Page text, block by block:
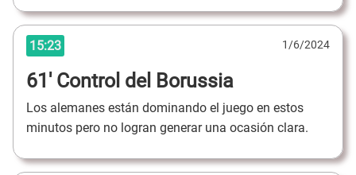
15:23 1/6/2024
61' Control del Borussia
Los alemanes están dominando el juego en estos
minutos pero no logran generar una ocasión clara.